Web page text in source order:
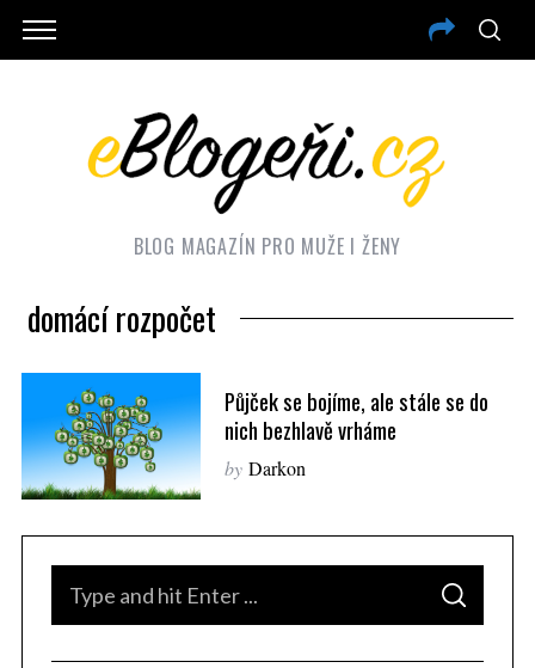
BLOG MAGAZÍN PRO MUŽE I ŽENY
domácí rozpočet
Půjček se bojíme, ale stále se do
nich bezhlavě vrháme
by Darkon
S
A
C